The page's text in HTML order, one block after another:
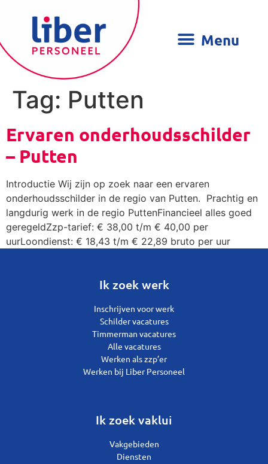
Tag: Putten
Ervaren onderhoudsschilder
– Putten
Introductie Wij zijn op zoek naar een ervaren
onderhoudsschilder in de regio van Putten. Prachtig en
langdurig werk in de regio PuttenFinancieel alles goed
geregeldZzp-tarief: € 38,00 t/m € 40,00 per
uurLoondienst: € 18,43 t/m € 22,89 bruto per uur
Ik zoek werk
Inschrijven voor werk
Schilder vacatures
Timmerman vacatures
Alle vacatures
Werken als zzp’er
Werken bij Liber Personeel
Ik zoek vaklui
Vakgebieden
Diensten